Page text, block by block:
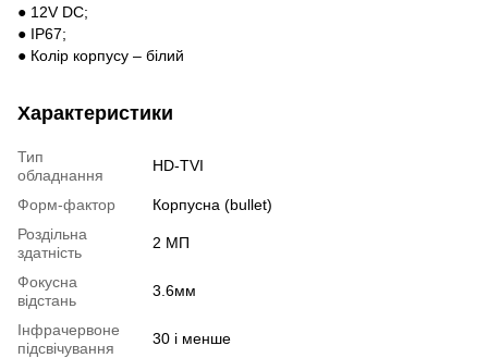
● 12V DC;
● IP67;
● Колір корпусу – білий
Характеристики
Тип
обладнання
HD-TVI
Форм-фактор
Корпусна (bullet)
Роздільна
здатність
2 МП
Фокусна
відстань
3.6мм
Інфрачервоне
підсвічування
30 і менше